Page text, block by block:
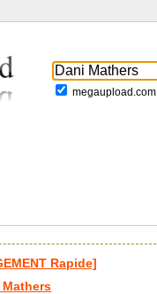
megaupload.com
Rapide]
Mathers